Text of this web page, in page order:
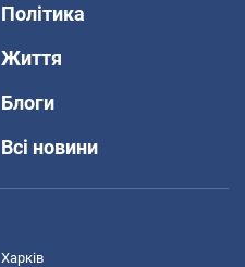
Політика
Життя
Блоги
Всі новини
Харків